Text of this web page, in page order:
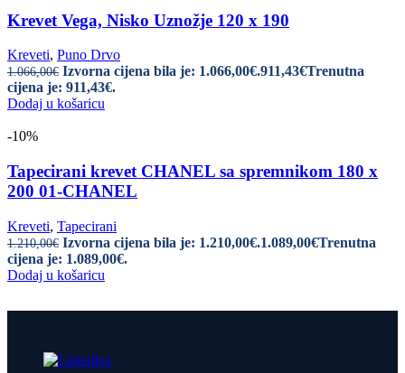
Krevet Vega, Nisko Uznožje 120 x 190
Kreveti, Puno Drvo
1.066,00€ Izvorna cijena bila je: 1.066,00€.911,43€Trenutna
cijena je: 911,43€.
Dodaj u košaricu
-10%
Tapecirani krevet CHANEL sa spremnikom 180 x
200 01-CHANEL
Kreveti, Tapecirani
1.210,00€ Izvorna cijena bila je: 1.210,00€.1.089,00€Trenutna
cijena je: 1.089,00€.
Dodaj u košaricu